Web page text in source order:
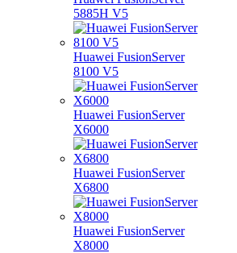
5885H V5
Huawei FusionServer
8100 V5
Huawei FusionServer
X6000
Huawei FusionServer
X6800
Huawei FusionServer
X8000